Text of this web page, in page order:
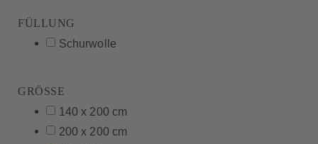
FÜLLUNG
Schurwolle
GRÖSSE
140 x 200 cm
200 x 200 cm